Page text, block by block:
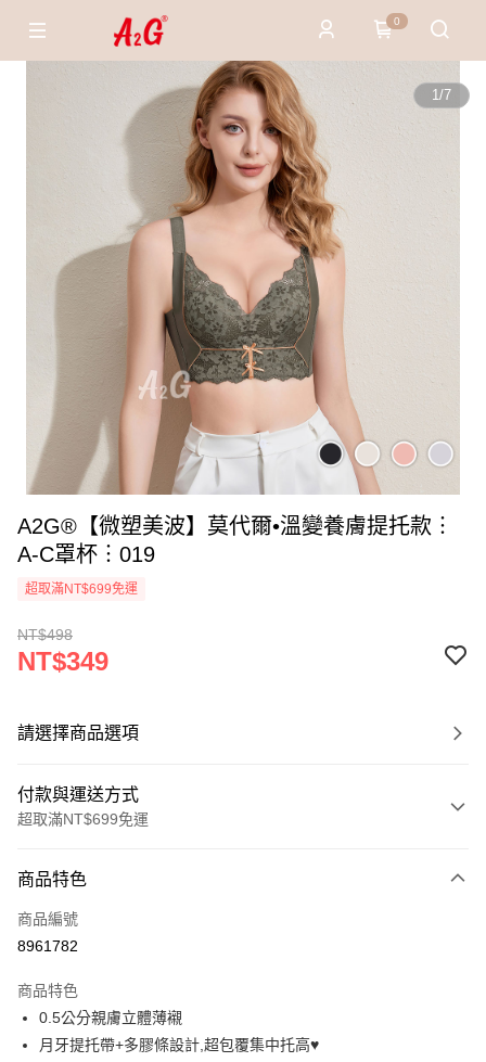
0
1/7
A2G®【微塑美波】莫代爾•溫變養膚提托款︙
A-C罩杯︙019
超取滿NT$699免運
NT$498
NT$349
請選擇商品選項
付款與運送方式
超取滿NT$699免運
信用卡一次付款
超商取貨付款
街口支付
悠遊付
商品特色
商品編號
8961782
商品特色
0.5公分親膚立體薄襯
月牙提托帶+多膠條設計,超包覆集中托高♥️